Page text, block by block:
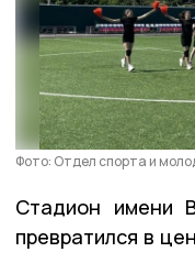
Фото: Отдел спорта и
Стадион имени
превратился в